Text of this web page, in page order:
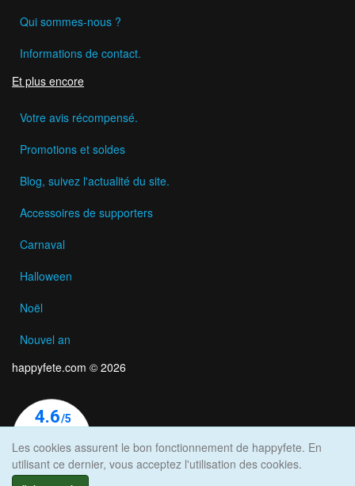
Qui sommes-nous ?
Informations de contact.
Et plus encore
Votre avis récompensé.
Promotions et soldes
Blog, suivez l'actualité du site.
Accessoires de supporters
Carnaval
Halloween
Noël
Nouvel an
happyfete.com © 2026
Les cookies assurent le bon fonctionnement de happyfete. En
utilisant ce dernier, vous acceptez l'utilisation des cookies.